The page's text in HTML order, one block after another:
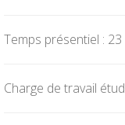
Temps présentiel :
Charge de travail